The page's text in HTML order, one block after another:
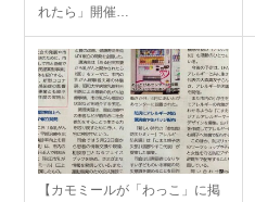
れたら」開催…
【カモミールが「わっこ」に掲